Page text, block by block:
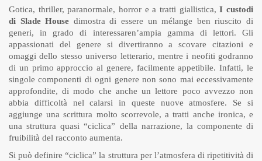
Gotica, thriller, paranormale, horror e a tratti giallistica,I custodi
di Slade House dimostra di essere un mélange ben riuscito di
generi, in grado di interessaren’ampia gamma di lettori. Gli
appassionati del genere si divertiranno a scovare citazioni e
omaggi dello stesso universo letterario, mentre i neofiti godranno
di un primo approccio al genere, facilmente appetibile. Infatti, le
singole componenti di ogni genere non sono mai eccessivamente
approfondite, di modo che anche un lettore poco avvezzo non
abbia difficoltà nel calarsi in queste nuove atmosfere. Se si
aggiunge una scrittura molto scorrevole, a tratti anche ironica, e
una struttura quasi “ciclica” della narrazione, la componente di
fruibilità del racconto aumenta.
Si può definire “ciclica” la struttura per l’atmosfera di ripetitività di